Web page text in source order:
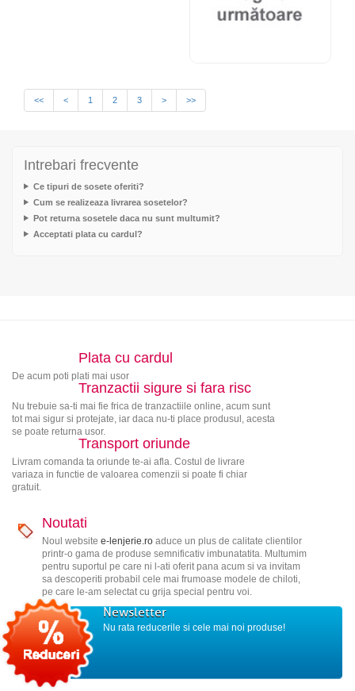
<< < 1 2 3 > >>
Intrebari frecvente
Ce tipuri de sosete oferiti?
Cum se realizeaza livrarea sosetelor?
Pot returna sosetele daca nu sunt multumit?
Acceptati plata cu cardul?
Plata cu cardul
De acum poti plati mai usor
Tranzactii sigure si fara risc
Nu trebuie sa-ti mai fie frica de tranzactiile online, acum sunt
tot mai sigur si protejate, iar daca nu-ti place produsul, acesta
se poate returna usor.
Transport oriunde
Livram comanda ta oriunde te-ai afla. Costul de livrare
variaza in functie de valoarea comenzii si poate fi chiar
gratuit.
Noutati
Noul website e-lenjerie.roaduce un plus de calitate clientilor
printr-o gama de produse semnificativ imbunatatita. Multumim
pentru suportul pe care ni l-ati oferit pana acum si va invitam
sa descoperiti probabil cele mai frumoase modele de chiloti,
pe care le-am selectat cu grija special pentru voi.
Newsletter
Nu rata reducerile si cele mai noi produse!